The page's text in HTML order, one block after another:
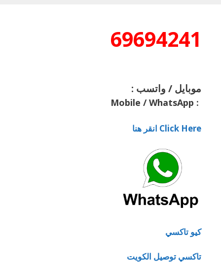
69694241
موبايل / واتسب :
:
Mobile / WhatsApp
Click Here انقر هنا
كيو تاكسي
تاكسي توصيل الكويت